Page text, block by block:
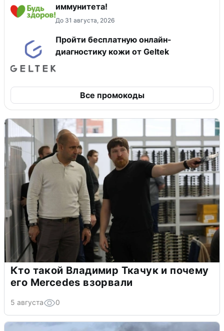
иммунитета!
До 31 августа, 2026
Пройти бесплатную онлайн-
диагностику кожи от Geltek
Все промокоды
Кто такой Владимир Ткачук и почему
его Mercedes взорвали
5 августа 0